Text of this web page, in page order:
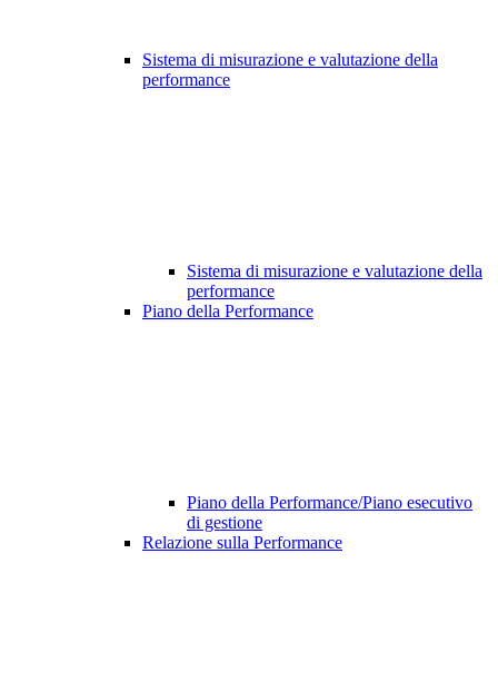
Sistema di misurazione e valutazione della
performance
Sistema di misurazione e valutazione della
performance
Piano della Performance
Piano della Performance/Piano esecutivo
di gestione
Relazione sulla Performance